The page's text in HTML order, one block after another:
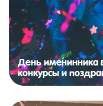
День именинника
конкурсы и